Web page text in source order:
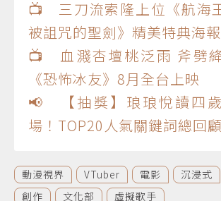
📺 三刀流索隆上位《航海
被詛咒的聖劍》精美特典海
📺 血濺杏壇桃泛雨 斧劈
《恐怖冰友》8月全台上映
📢 【抽獎】琅琅悅讀四
場！TOP20人氣關鍵詞總回顧
動漫視界 VTuber 電影 沉浸式
創作
文化部 虛擬歌手